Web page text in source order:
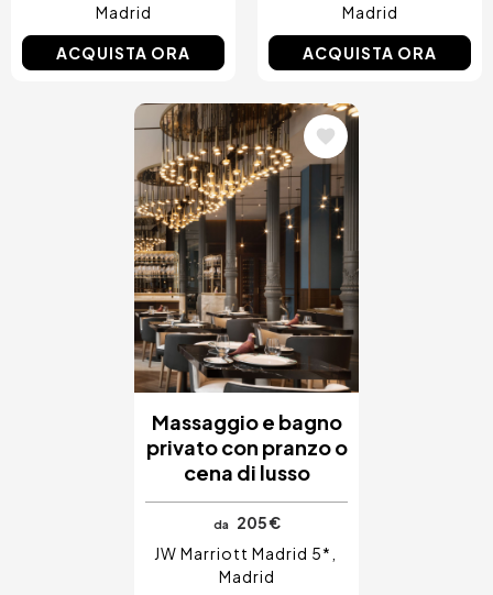
Madrid
ACQUISTA ORA
Madrid
ACQUISTA ORA
Immagine
Massaggio e bagno
privato con pranzo o
cena di lusso
da
205 €
JW Marriott Madrid 5*
Madrid